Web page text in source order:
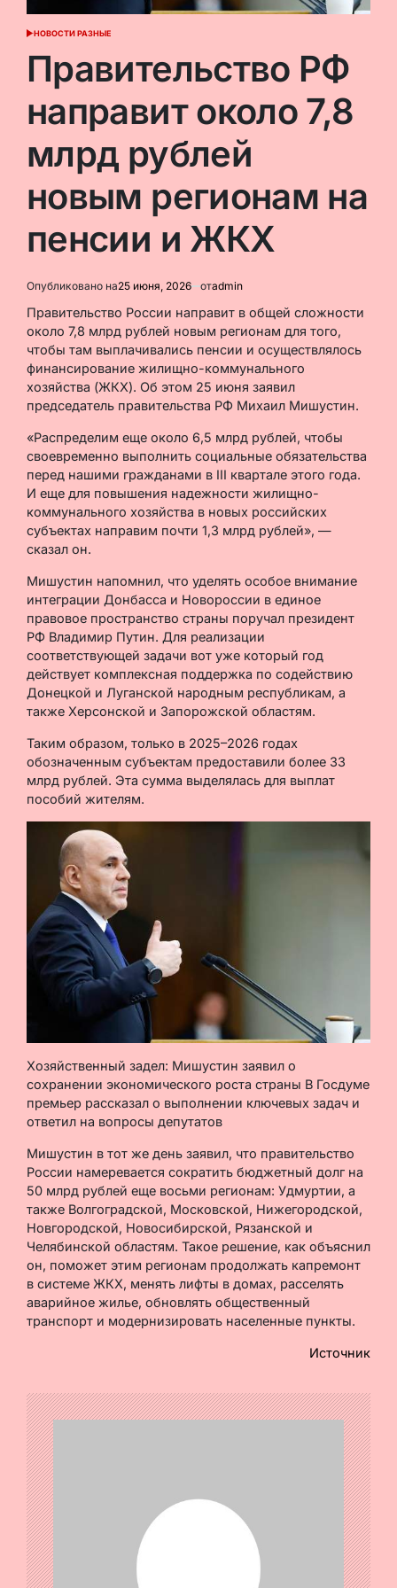
ОПУБЛИКОВАНО
НОВОСТИ РАЗНЫЕ
Правительство РФ
направит около 7,8
млрд рублей
новым регионам на
пенсии и ЖКХ
Опубликовано на25 июня, 2026 отadmin
Правительство России направит в общей сложности
около 7,8 млрд рублей новым регионам для того,
чтобы там выплачивались пенсии и осуществлялось
финансирование жилищно-коммунального
хозяйства (ЖКХ). Об этом 25 июня заявил
председатель правительства РФ Михаил Мишустин.
«Распределим еще около 6,5 млрд рублей, чтобы
своевременно выполнить социальные обязательства
перед нашими гражданами в III квартале этого года.
И еще для повышения надежности жилищно-
коммунального хозяйства в новых российских
субъектах направим почти 1,3 млрд рублей», —
сказал он.
Мишустин напомнил, что уделять особое внимание
интеграции Донбасса и Новороссии в единое
правовое пространство страны поручал президент
РФ Владимир Путин. Для реализации
соответствующей задачи вот уже который год
действует комплексная поддержка по содействию
Донецкой и Луганской народным республикам, а
также Херсонской и Запорожской областям.
Таким образом, только в 2025–2026 годах
обозначенным субъектам предоставили более 33
млрд рублей. Эта сумма выделялась для выплат
пособий жителям.
Хозяйственный задел: Мишустин заявил о
сохранении экономического роста страны В Госдуме
премьер рассказал о выполнении ключевых задач и
ответил на вопросы депутатов
Мишустин в тот же день заявил, что правительство
России намеревается сократить бюджетный долг на
50 млрд рублей еще восьми регионам: Удмуртии, а
также Волгоградской, Московской, Нижегородской,
Новгородской, Новосибирской, Рязанской и
Челябинской областям. Такое решение, как объяснил
он, поможет этим регионам продолжать капремонт
в системе ЖКХ, менять лифты в домах, расселять
аварийное жилье, обновлять общественный
транспорт и модернизировать населенные пункты.
Источник